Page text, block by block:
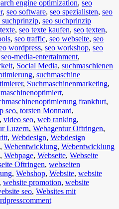
engine optimization, seo
, seo software, seo spezialisten, seo
suchprinzip, seo suchprinzip
, seo texte kaufen, seo texten,
, seo traffic, seo webseite, seo
wordpress, seo workshop, seo
seo-media-entertainment,
, Social Media, suchmaschienen
, suchmaschine
, Suchmaschinenmarketing,
,
frankfurt,
seo, torsten Monnard,
, video seo, web ranking,
Luzern, Webagentur Oftringen,
, Webdesign, Webdesign
, Webentwicklung, Webentwicklung
, Webpage, Webseite, Webseite
Oftringen, webseiten
, Webshop, Website, website
, website promotion, website
seo, Websites mit
comment